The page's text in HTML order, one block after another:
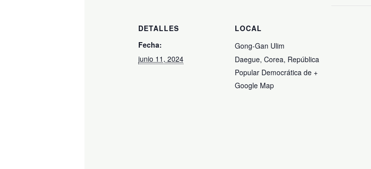
DETALLES
Fecha:
junio 11, 2024
LOCAL
Gong-Gan Ulim
Daegue, Corea, República
Popular Democrática de +
Google Map